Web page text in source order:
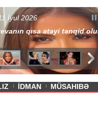
qısa ətəyi tənqid olundu -
İDMAN MÜSAHIBƏ